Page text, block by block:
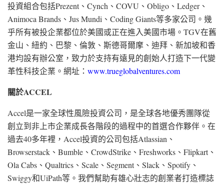
投資組合包括Prezent、Cynch、COVU、Obligo、Ledger、
Animoca Brands、Jus Mundi、Coding Giants等多家公司。幾
乎所有被投企業都位於美國或正在進入美國市場。TGV在舊
金山、紐約、巴黎、倫敦、斯德哥爾摩、迪拜、新加坡和香
港均設有辦公室，致力於支持有遠見的創始人打造下一代變
革性科技企業。網址： www.trueglobalventures.com
關於ACCEL
Accel是一家全球性風險投資公司，是全球各地優秀團隊從
創立到非上市企業成長各階段的過程中的首選合作夥伴。在
過去40多年裡，Accel投資的公司包括Atlassian、
Browserstack、Bumble、CrowdStrike、Freshworks、Flipkart、
Ola Cabs、Qualtrics、Scale、Segment、Slack、Spotify、
Swiggy和UiPath等。我們幫助有雄心壯志的創業者打造標誌